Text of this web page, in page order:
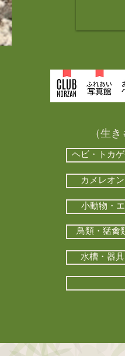
（生
ヘビ・トカ
カメレオン
小動物・
鳥類・猛禽
水槽・器具